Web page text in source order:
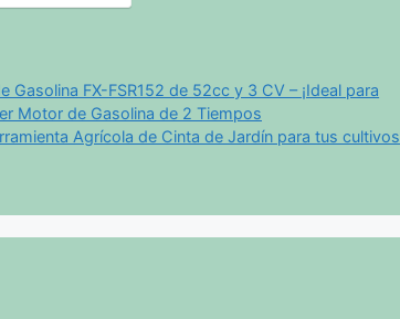
FX-FSR152 de 52cc y 3 CV – ¡Ideal para
Motor de Gasolina de 2 Tiempos
Agrícola de Cinta de Jardín para tus cultivos